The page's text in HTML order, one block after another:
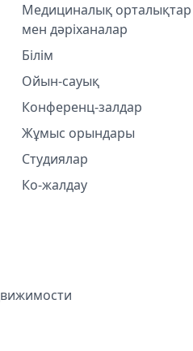
Медициналық орталықтар
мен дәріханалар
Білім
Ойын-сауық
Конференц-залдар
Жұмыс орындары
Студиялар
Ко-жалдау